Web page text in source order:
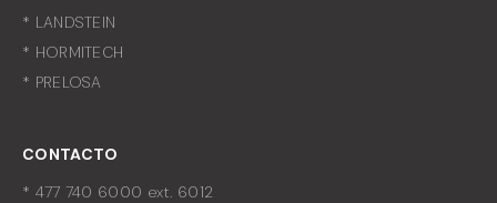
* LANDSTEIN
* HORMITECH
* PRELOSA
CONTACTO
* 477 740 6000 ext. 6012